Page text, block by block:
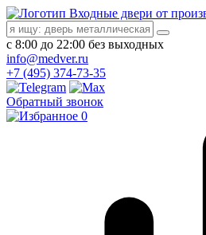
Входные двери от
с 8:00 до 22:00 без выходных
info@medver.ru
+7 (495) 374-73-35
Обратный звонок
0